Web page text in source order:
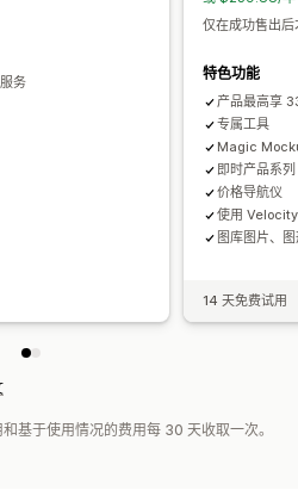
务
仅在成功售出
特色功能
产品最高享
专属工具
Magic
即时产品系列
价格导航仪
使用
图库图片、
14 天免费试用
基于使用情况的费用每 30 天收取一次。